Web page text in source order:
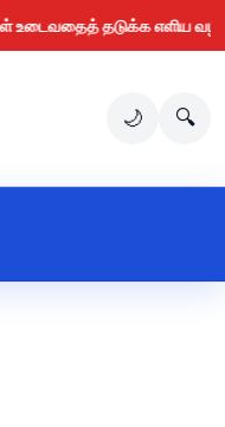
தடுக்க எளிய வழிகள்
🌙 🔍